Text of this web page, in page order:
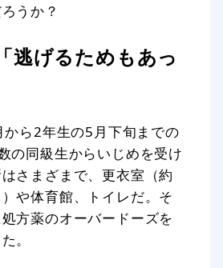
うか？
逃げるためもあっ
ら2年生の5月下旬までの
の同級生からいじめを受け
さまざまで、更衣室（約
や体育館、トイレだ。そ
方薬のオーバードーズを
。